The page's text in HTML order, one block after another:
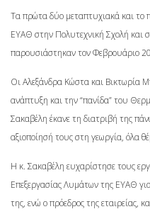
Τα πρώτα δύο μεταπτυχιακά και το
ΕΥΑΘ στην Πολυτεχνική Σχολή
παρουσιάστηκαν τον Φεβρουάριο
Οι Αλεξάνδρα Κώστα και Βικτωρία
ανάπτυξη και την “πανίδα” του
Σακαβέλη έκανε τη διατριβή της
αξιοποίησή τους στη γεωργία, όλα
Η κ. Σακαβέλη ευχαρίστησε τους
Επεξεργασίας Λυμάτων της ΕΥΑΘ
της, ενώ ο πρόεδρος της εταιρείας,